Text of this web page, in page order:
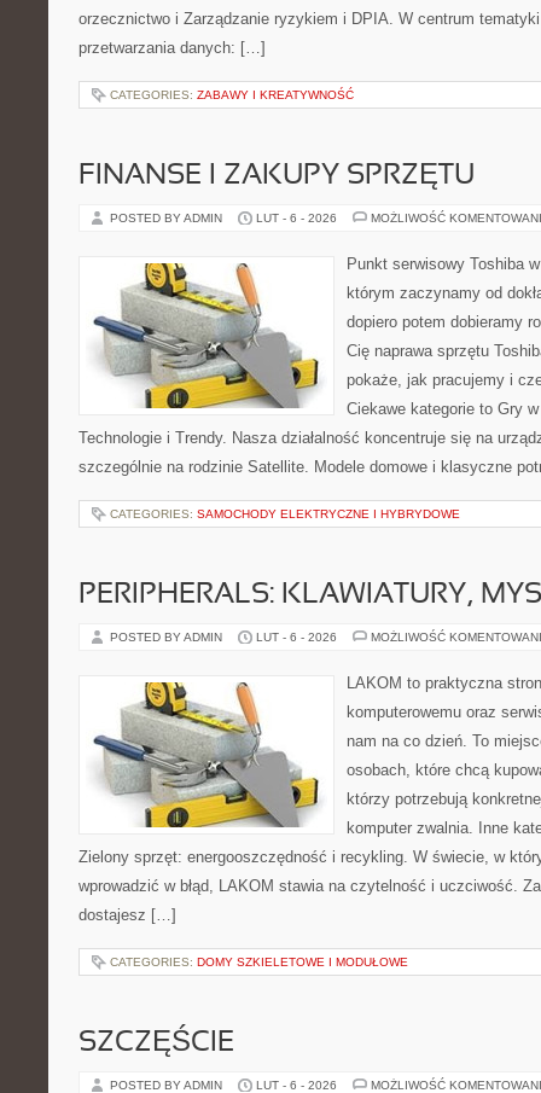
orzecznictwo i Zarządzanie ryzykiem i DPIA. W centrum
przetwarzania danych: […]
CATEGORIES: ZABAWY I KREATYWNOŚĆ
FINANSE I ZAKUPY SPRZĘTU
POSTED BY ADMIN LUT - 6 - 2026 MOŻLIWOŚĆ
Punkt serwisowy Toshiba
którym zaczynamy od
dopiero potem dobieramy
Cię naprawa sprzętu
pokaże, jak pracujemy i
Ciekawe kategorie to Gry
Technologie i Trendy. Nasza działalność koncentruje się na
szczególnie na rodzinie Satellite. Modele domowe i klasyczne
CATEGORIES: SAMOCHODY ELEKTRYCZNE I HYBRYDOWE
PERIPHERALS: KLAWIATURY,
POSTED BY ADMIN LUT - 6 - 2026 MOŻLIWOŚĆ
LAKOM to praktyczna
komputerowemu oraz
nam na co dzień. To
osobach, które chcą
którzy potrzebują
komputer zwalnia. Inne
Zielony sprzęt: energooszczędność i recykling. W świecie, w
wprowadzić w błąd, LAKOM stawia na czytelność i uczciwość.
dostajesz […]
CATEGORIES: DOMY SZKIELETOWE I MODUŁOWE
SZCZĘŚCIE
POSTED BY ADMIN LUT - 6 - 2026 MOŻLIWOŚĆ